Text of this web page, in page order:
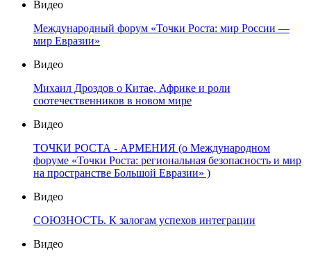
Видео
Международный форум «Точки Роста: мир России —
мир Евразии»
Видео
Михаил Дроздов о Китае, Африке и роли
соотечественников в новом мире
Видео
ТОЧКИ РОСТА - АРМЕНИЯ (о Международном
форуме «Точки Роста: региональная безопасность и мир
на пространстве Большой Евразии» )
Видео
СОЮЗНОСТЬ. К залогам успехов интеграции
Видео